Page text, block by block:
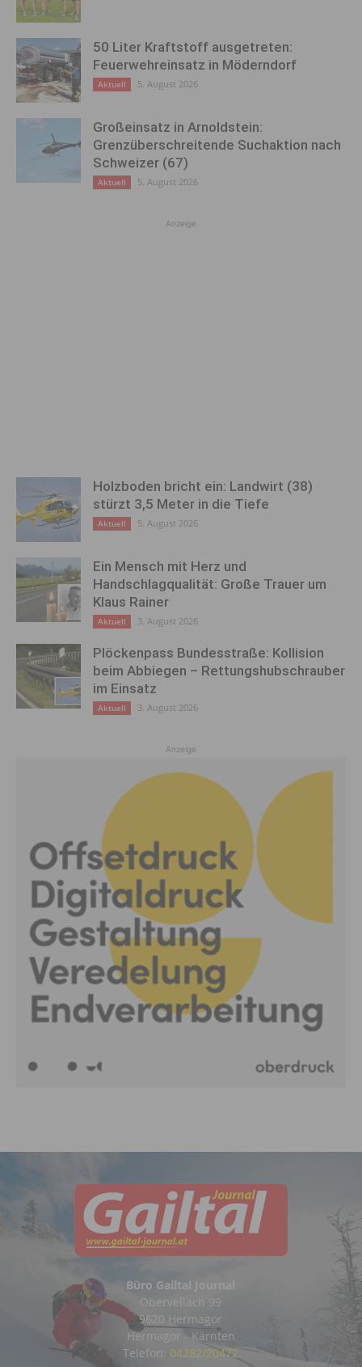
50 Liter Kraftstoff ausgetreten:
Feuerwehreinsatz in Möderndorf
Aktuell 5. August 2026
Großeinsatz in Arnoldstein:
Grenzüberschreitende Suchaktion nach
Schweizer (67)
Aktuell 5. August 2026
Anzeige
Holzboden bricht ein: Landwirt (38)
stürzt 3,5 Meter in die Tiefe
Aktuell 5. August 2026
Ein Mensch mit Herz und
Handschlagqualität: Große Trauer um
Klaus Rainer
Aktuell 3. August 2026
Plöckenpass Bundesstraße: Kollision
beim Abbiegen – Rettungshubschrauber
im Einsatz
Aktuell 3. August 2026
Anzeige
Büro Gailtal Journal
Obervellach 99
9620 Hermagor
Hermagor - Kärnten
Telefon: 04282/20472